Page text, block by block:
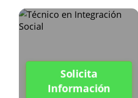
Solicita
Información